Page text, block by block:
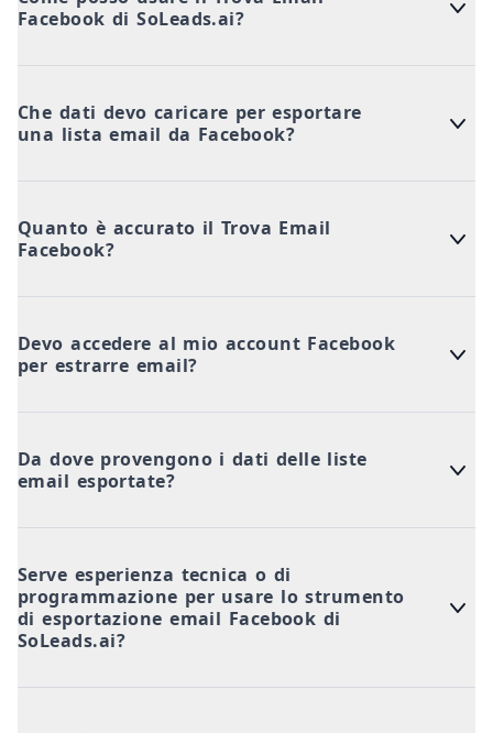
Facebook di SoLeads.ai?
Che dati devo caricare per esportare
una lista email da Facebook?
Quanto è accurato il Trova Email
Facebook?
Devo accedere al mio account Facebook
per estrarre email?
Da dove provengono i dati delle liste
email esportate?
Serve esperienza tecnica o di
programmazione per usare lo strumento
di esportazione email Facebook di
SoLeads.ai?